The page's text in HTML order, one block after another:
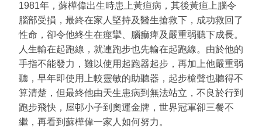
1981年，蘇樺偉出生時患上黃疸病，其後黃疸上腦令
腦部受損，最終在家人堅持及醫生搶救下，成功救回了
性命，卻令他終生在痙攣、腦痲痺及嚴重弱聽下成長。
人生輸在起跑線，就連跑步也先輸在起跑線。由於他的
手指不能發力，難以使用起跑器起步，再加上他嚴重弱
聽，早年即使用上較靈敏的助聽器，起步槍聲也聽得不
算清楚，但最終他由天生患病到無法站立，不良於行到
跑步飛快，屋邨小子到奧運金牌，世界冠軍卻三餐不
繼，再看到蘇樺偉一家人如何努力。